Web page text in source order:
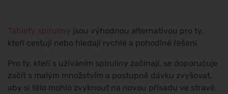
Tablety spiruliny jsou výhodnou alternativou pro ty,
kteří cestují nebo hledají rychlé a pohodlné řešení.
Pro ty, kteří s užíváním spiruliny začínají, se doporučuje
začít s malým množstvím a postupně dávku zvyšovat,
aby si tělo mohlo zvyknout na novou přísadu ve stravě.